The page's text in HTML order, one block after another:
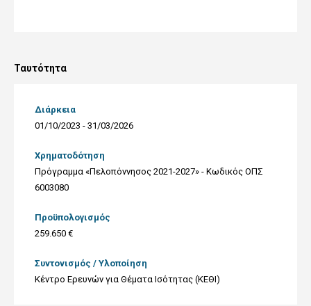
Ταυτότητα
Διάρκεια
01/10/2023 - 31/03/2026
Χρηματοδότηση
Πρόγραμμα «Πελοπόννησος 2021-2027» - Kωδικός ΟΠΣ
6003080
Προϋπολογισμός
259.650 €
Συντονισμός / Υλοποίηση
Κέντρο Ερευνών για Θέματα Ισότητας (ΚΕΘΙ)